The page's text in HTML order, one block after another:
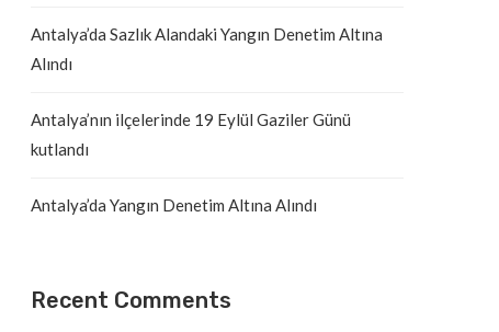
Antalya’da Sazlık Alandaki Yangın Denetim Altına
Alındı
Antalya’nın ilçelerinde 19 Eylül Gaziler Günü
kutlandı
Antalya’da Yangın Denetim Altına Alındı
Recent Comments